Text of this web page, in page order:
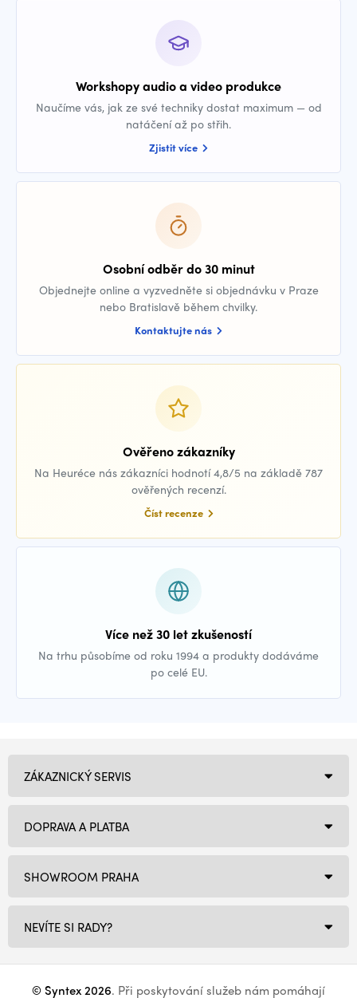
Workshopy audio a video produkce
Naučíme vás, jak ze své techniky dostat maximum — od
natáčení až po střih.
Zjistit více
Osobní odběr do 30 minut
Objednejte online a vyzvedněte si objednávku v Praze
nebo Bratislavě během chvilky.
Kontaktujte nás
Ověřeno zákazníky
Na Heuréce nás zákazníci hodnotí 4,8/5 na základě 787
ověřených recenzí.
Číst recenze
Více než 30 let zkušeností
Na trhu působíme od roku 1994 a produkty dodáváme
po celé EU.
SHOWROOM PRAHA
NEVÍTE SI RADY?
ZÁKAZNICKÝ SERVIS
DOPRAVA A PLATBA
© Syntex 2026. Při poskytování služeb nám pomáhají